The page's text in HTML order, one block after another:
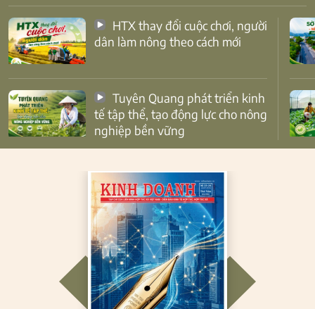
dân làm nông theo cách mới
tế tập thể, tạo động lực cho nông
nghiệp bền vững